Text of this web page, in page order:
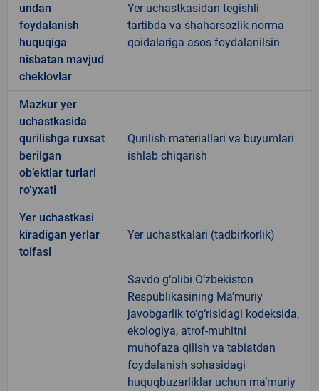
undan
foydalanish
huquqiga
nisbatan mavjud
cheklovlar
Yer uchastkasidan tegishli
tartibda va shaharsozlik norma
qoidalariga asos foydalanilsin
Mazkur yer
uchastkasida
qurilishga ruxsat
berilgan
ob’ektlar turlari
ro‘yxati
Qurilish materiallari va buyumlari
ishlab chiqarish
Yer uchastkasi
kiradigan yerlar
toifasi
Yer uchastkalari (tadbirkorlik)
Savdo g‘olibi O‘zbekiston
Respublikasining Ma’muriy
javobgarlik to‘g‘risidagi kodeksida,
ekologiya, atrof-muhitni
muhofaza qilish va tabiatdan
foydalanish sohasidagi
huquqbuzarliklar uchun ma’muriy